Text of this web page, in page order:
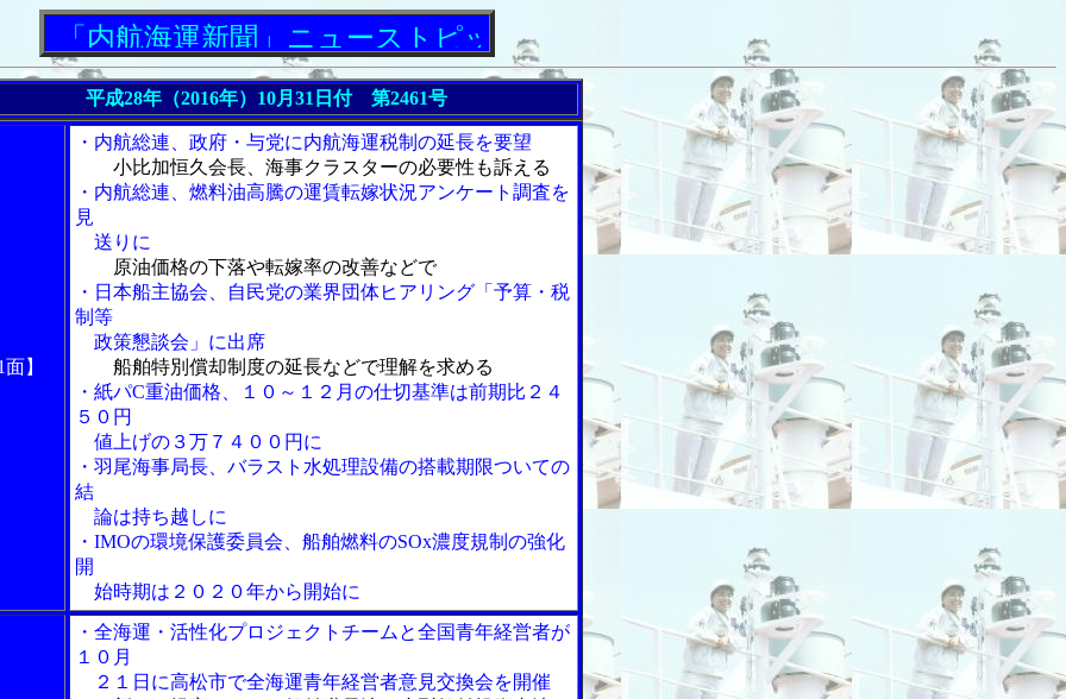
航海運新聞」ニューストピックス
平成28年（2016年） 10月31日付 第2461号
】
・内航総連、政府・与党に内航海運税制の延長を要望
小比加恒久会長、海事クラスターの必要性も訴える
・内航総連、燃料油高騰の運賃転嫁状況アンケート調査を
見
送りに
原油価格の下落や転嫁率の改善などで
・日本船主協会、自民党の業界団体ヒアリング「予算・税
制等
政策懇談会」に出席
船舶特別償却制度の延長などで理解を求める
・紙パC重油価格、１０～１２月の仕切基準は前期比２４
５０円
値上げの３万７４００円に
・羽尾海事局長、バラスト水処理設備の搭載期限ついての
結
論は持ち越しに
・IMOの環境保護委員会、船舶燃料のSOx濃度規制の強化
開
始時期は２０２０年から開始に
・全海運・活性化プロジェクトチームと全国青年経営者が
１０月
２１日に高松市で全海運青年経営者意見交換会を開催